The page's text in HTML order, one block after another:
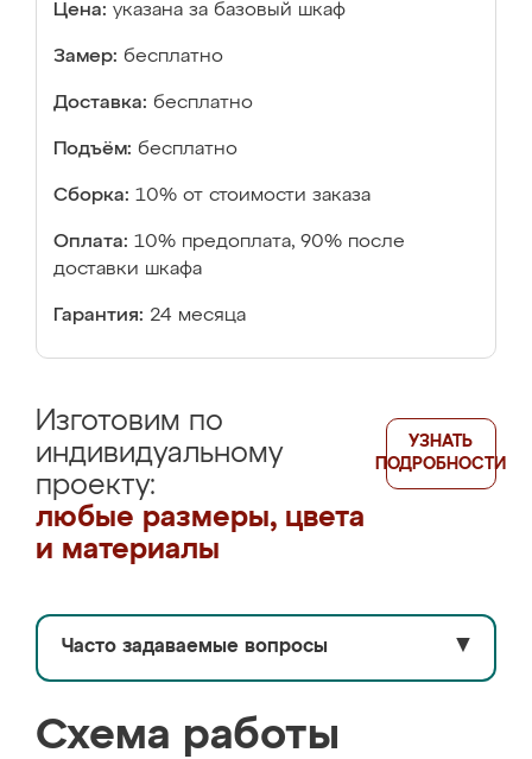
Цена: указана за базовый шкаф
Замер: бесплатно
Доставка: бесплатно
Подъём: бесплатно
Сборка: 10% от стоимости заказа
Оплата: 10% предоплата, 90% после
доставки шкафа
Гарантия: 24 месяца
Изготовим по
индивидуальному
проекту:
любые размеры, цвета
и материалы
УЗНАТЬ
ПОДРОБНОСТИ
Часто задаваемые вопросы ▼
Схема работы